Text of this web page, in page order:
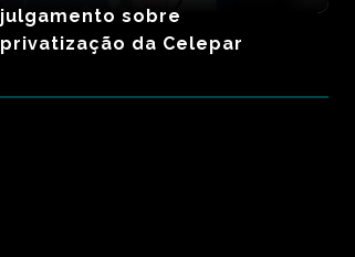
julgamento sobre
privatização da Celepar